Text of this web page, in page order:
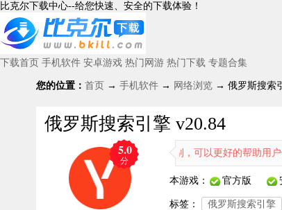
比克尔下载中心--给您快速、安全的下载体验！
下载首页 手机软件 安卓游戏 热门网游 热门下载 专题合集
您的位置： 首页 → 手机软件 → 网络浏览 → 俄罗斯搜索
俄罗斯搜索引擎 v20.84
5.0
分
搜索工具，支持中文语言识别，可以更好的帮助用户体验到
本游戏： 官方版
标签： 俄罗斯搜索引擎